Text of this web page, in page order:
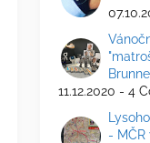
11.12.2020 - 4
-